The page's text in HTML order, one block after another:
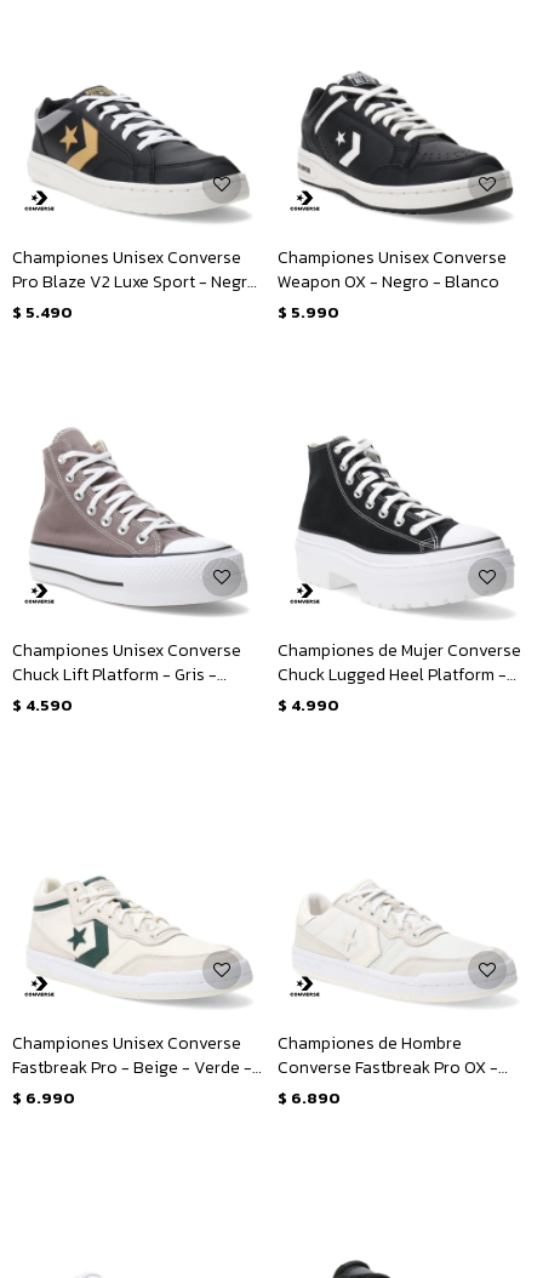
Championes Unisex Converse
Pro Blaze V2 Luxe Sport - Negro
- Dorado - Gris
$ 5.490
Championes Unisex Converse
Weapon OX - Negro - Blanco
$ 5.990
Championes Unisex Converse
Chuck Lift Platform - Gris -
Blanco
$ 4.590
Championes de Mujer Converse
Chuck Lugged Heel Platform -
Negro - Blanco
$ 4.990
Championes Unisex Converse
Fastbreak Pro - Beige - Verde -
Blanco
$ 6.990
Championes de Hombre
Converse Fastbreak Pro OX -
Blanco - Beige
$ 6.890